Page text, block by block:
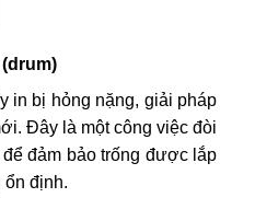
in bị hỏng nặng, giải pháp
Đây là một công việc đòi
đảm bảo trống được lắp
ổn định.